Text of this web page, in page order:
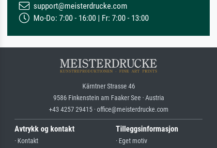
support@meisterdrucke.com
Mo-Do: 7:00 - 16:00 | Fr: 7:00 - 13:00
Kärntner Strasse 46
9586 Finkenstein am Faaker See · Austria
+43 4257 29415 · office@meisterdrucke.com
Avtrykk og kontakt
· Kontakt
Tilleggsinformasjon
· Eget motiv